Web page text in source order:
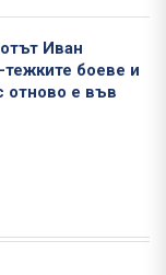
Иван
боеве и
отново е във